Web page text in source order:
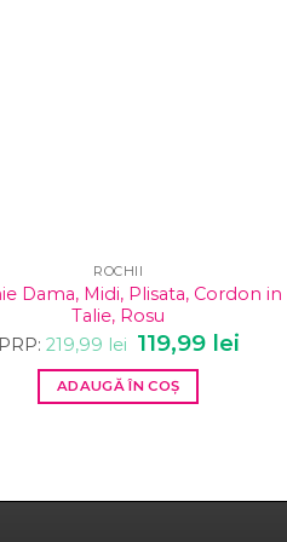
ROCHII
Dama, Midi, Plisata, Cordon in
Talie, Rosu
PRP: 219,99 lei Prețul
inițial
a
fost:
219,99 lei.
119,99 leiPrețul
curent
ADAUGĂ ÎN COȘ